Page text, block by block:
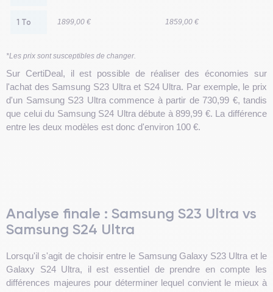
1 To 1899,00 € 1859,00 €
*Les prix sont susceptibles de changer.
Sur CertiDeal, il est possible de réaliser des économies sur
l'achat des Samsung S23 Ultra et S24 Ultra. Par exemple, le prix
d'un Samsung S23 Ultra commence à partir de 730,99 €, tandis
que celui du Samsung S24 Ultra débute à 899,99 €. La différence
entre les deux modèles est donc d'environ 100 €.
Analyse finale : Samsung S23 Ultra vs
Samsung S24 Ultra
Lorsqu'il s'agit de choisir entre le Samsung Galaxy S23 Ultra et le
Galaxy S24 Ultra, il est essentiel de prendre en compte les
différences majeures pour déterminer lequel convient le mieux à